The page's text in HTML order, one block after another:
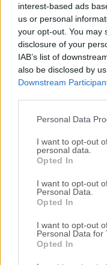
interest-based ads
us or personal
your opt-out. You may
disclosure of your
IAB’s list of
also be disclosed by
Downstream
Personal Data
I want to opt-out
personal data.
Opted In
I want to opt-out
Personal Data.
Opted In
I want to opt-out
Personal Data for
Opted In
disponibles para su
Nos encantaría
Si tienes alguna
con nosotros,
háznoslo saber.